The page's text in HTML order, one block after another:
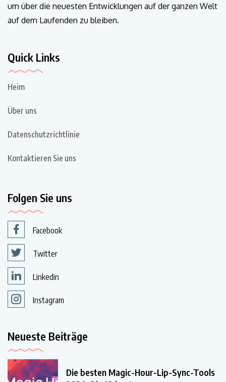
um über die neuesten Entwicklungen auf der ganzen Welt
auf dem Laufenden zu bleiben.
Quick Links
Heim
Über uns
Datenschutzrichtlinie
Kontaktieren Sie uns
Folgen Sie uns
Facebook
Twitter
Linkedin
Instagram
Neueste Beiträge
Die besten Magic-Hour-Lip-Sync-Tools